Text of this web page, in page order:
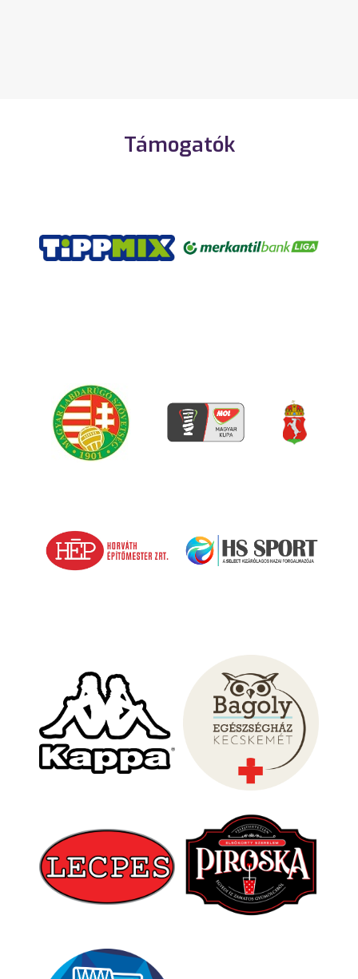
Támogatók